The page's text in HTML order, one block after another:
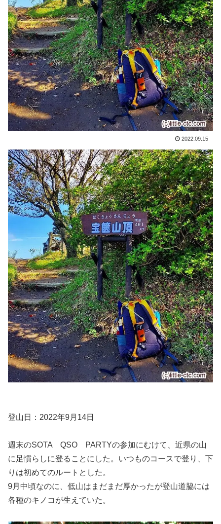
2022.09.15
登山日：2022年9月14日
週末のSOTA QSO PARTYの参加にむけて、近県の山
に足慣らしに登ることにした。いつものコースで登り、下
りは初めてのルートとした。
9月中頃なのに、低山はまだまだ厚かったが登山道脇には
各種のキノコが生えていた。